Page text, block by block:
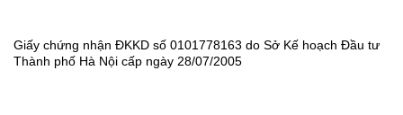
Giấy chứng nhận ĐKKD số 0101778163 do Sở Kế hoạch Đầu tư
Thành phố Hà Nội cấp ngày 28/07/2005